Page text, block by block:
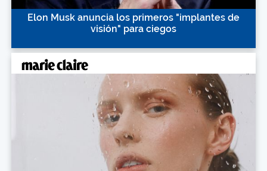
Elon Musk anuncia los primeros "implantes de
visión" para ciegos